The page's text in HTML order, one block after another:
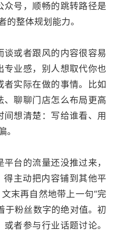
号，顺畅的跳转路径是
整体规划能力。
或者跟风的内容很容易
业感，别人想取代你也
实际在做的事情。比如
聊聊门店怎么布局更高
想清楚：写给谁看、用
。
台的流量还没推过来，
得主动把内容铺到其他平
末再自然地带上一句“完
于粉丝数字的绝对值。初
者参与行业话题讨论。